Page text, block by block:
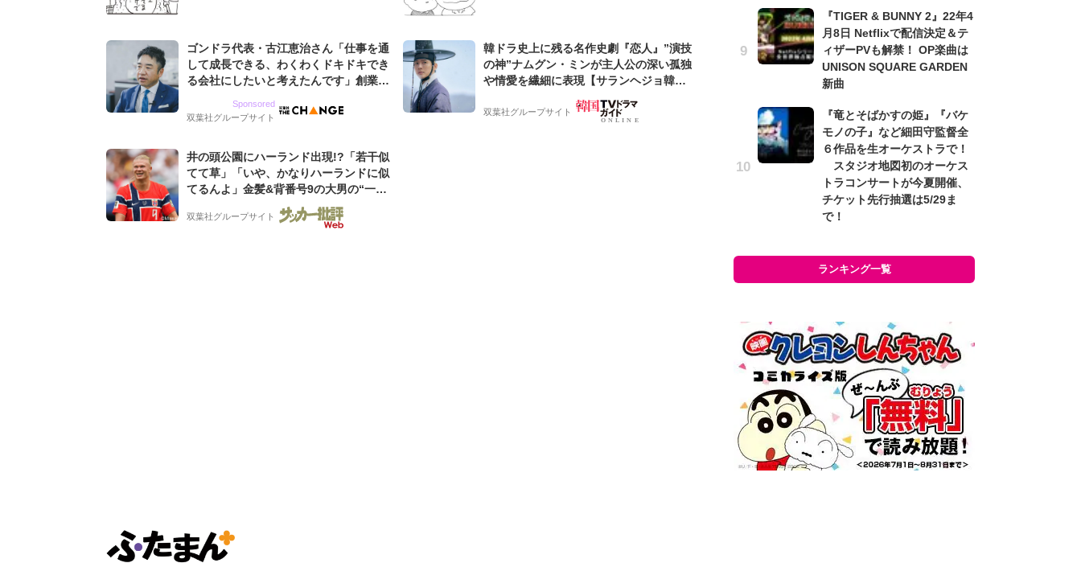
ゴンドラ代表・古江恵治さん「仕事を通
して成長できる、わくわくドキドキでき
る会社にしたいと考えたんです」創業来
グ会社のアイデンティティ
Sponsored
双葉社グループサイト
韓ドラ史上に残る名作史劇『恋人』”演技
の神”ナムグン・ミンが主人公の深い孤独
や情愛を繊細に表現【サランヘジョ韓ド
双葉社グループサイト
井の頭公園にハーランド出現!?「若干似
てて草」「いや、かなりハーランドに似
てるんよ」金髪&背番号9の大男の“一人
バイキング・ロー”映像が話題!「元気を
もらった」
双葉社グループサイト
『TIGER & BUNNY 2』22年4
月8日 Netflixで配信決定＆テ
ィザーPVも解禁！ OP楽曲は
UNISON SQUARE GARDEN
新曲
『竜とそばかすの姫』『バケ
モノの子』など細田守監督全
６作品を生オーケストラで！
スタジオ地図初のオーケス
トラコンサートが今夏開催、
チケット先行抽選は5/29ま
で！
ランキング一覧